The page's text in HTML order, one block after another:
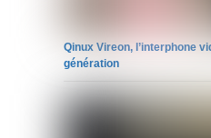
Qinux Vireon, l’interphone
génération